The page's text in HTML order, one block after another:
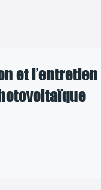
et l’entretien